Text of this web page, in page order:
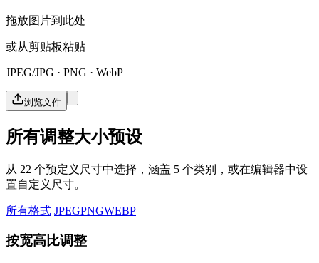
拖放图片到此处
或从剪贴板粘贴
JPEG/JPG · PNG · WebP
浏览文件
所有调整大小预设
从 22 个预定义尺寸中选择，涵盖 5 个类别，或在编辑器中设
置自定义尺寸。
所有格式 JPEGPNGWEBP
按宽高比调整